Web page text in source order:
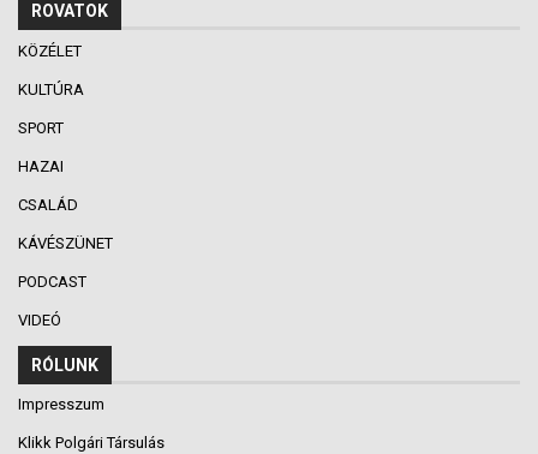
ROVATOK
KÖZÉLET
KULTÚRA
SPORT
HAZAI
CSALÁD
KÁVÉSZÜNET
PODCAST
VIDEÓ
RÓLUNK
Impresszum
Klikk Polgári Társulás